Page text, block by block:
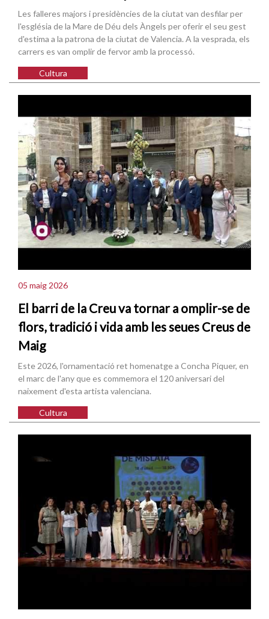
Les falleres majors i presidències de la ciutat van desfilar per
l'església de la Mare de Déu dels Àngels per oferir el seu gest
d'estima a la patrona de la ciutat de Valencia. A la vesprada, els
carrers es van omplir de fervor amb la processó.
Cultura
05 maig 2026
El barri de la Creu va tornar a omplir-se de
flors, tradició i vida amb les seues Creus de
Maig
Este 2026, l'ornamentació ret homenatge a Concha Piquer, en
el marc de l'any que es commemora el 120 aniversari del
naixement d'esta artista valenciana.
Cultura